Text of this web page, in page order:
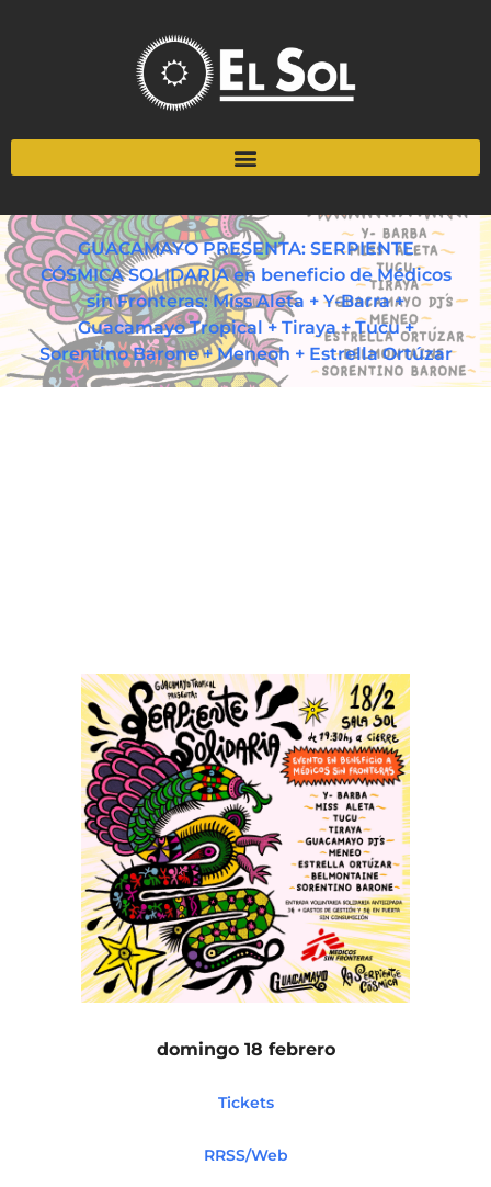
GUACAMAYO PRESENTA: SERPIENTE
CÓSMICA SOLIDARIA en beneficio de Médicos
sin Fronteras: Miss Aleta + Y-Barra +
Guacamayo Tropical + Tiraya + Tucu +
Sorentino Barone + Meneoh + Estrella Ortúzar
domingo 18 febrero
Tickets
RRSS/Web